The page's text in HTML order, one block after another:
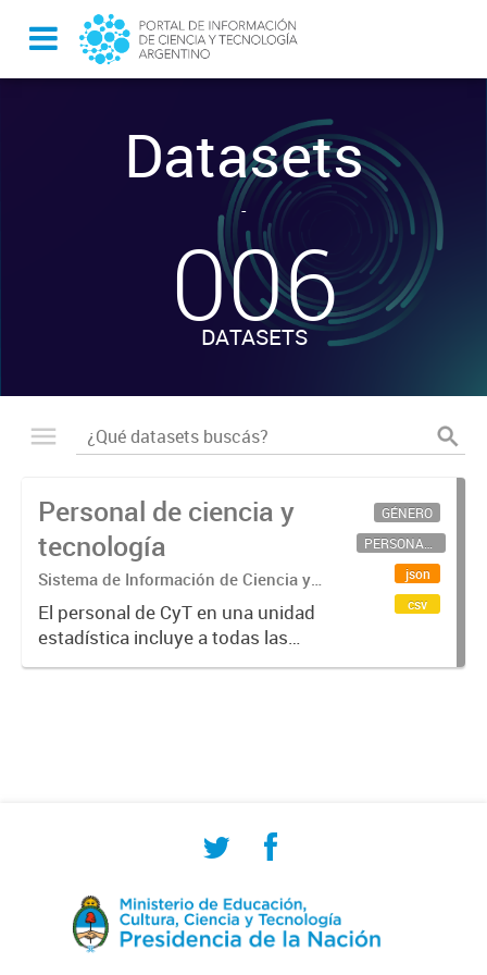
Datasets
-
006
DATASETS
Personal de ciencia y
tecnología
Sistema de Información de Ciencia y
Tecnología Argentino (SICYTAR)
El personal de CyT en una unidad
estadística incluye a todas las
personas involucradas
GÉNERO
PERSONAL CIENTÍFICO-TECNOLÓGICO
json
csv